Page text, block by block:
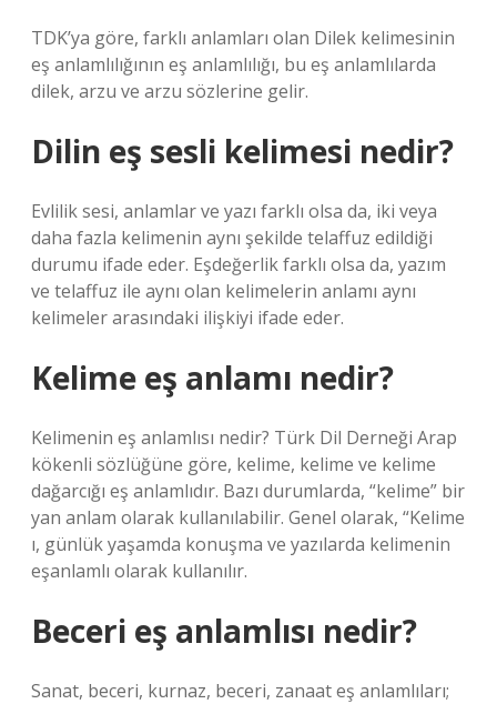
TDK’ya göre, farklı anlamları olan Dilek kelimesinin
eş anlamlılığının eş anlamlılığı, bu eş anlamlılarda
dilek, arzu ve arzu sözlerine gelir.
Dilin eş sesli kelimesi nedir?
Evlilik sesi, anlamlar ve yazı farklı olsa da, iki veya
daha fazla kelimenin aynı şekilde telaffuz edildiği
durumu ifade eder. Eşdeğerlik farklı olsa da, yazım
ve telaffuz ile aynı olan kelimelerin anlamı aynı
kelimeler arasındaki ilişkiyi ifade eder.
Kelime eş anlamı nedir?
Kelimenin eş anlamlısı nedir? Türk Dil Derneği Arap
kökenli sözlüğüne göre, kelime, kelime ve kelime
dağarcığı eş anlamlıdır. Bazı durumlarda, “kelime” bir
yan anlam olarak kullanılabilir. Genel olarak, “Kelime
ı, günlük yaşamda konuşma ve yazılarda kelimenin
eşanlamlı olarak kullanılır.
Beceri eş anlamlısı nedir?
Sanat, beceri, kurnaz, beceri, zanaat eş anlamlıları;